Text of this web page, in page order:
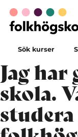
Sök kurser
Jag har
skola.
studera